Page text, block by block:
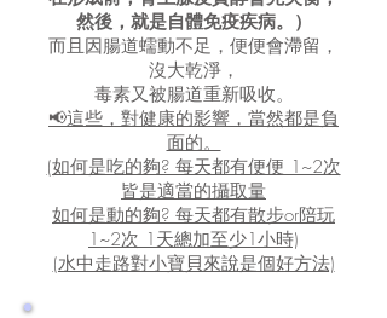
然後，就是自體免疫疾病。）
而且因腸道蠕動不足，便便會滯留，
沒大乾淨，
毒素又被腸道重新吸收。
📢這些，對健康的影響，當然都是負
面的。
(如何是吃的夠? 每天都有便便 1~2次
皆是適當的攝取量
如何是動的夠? 每天都有散步or陪玩
1~2次 1天總加至少1小時)
(水中走路對小寶貝來說是個好方法)